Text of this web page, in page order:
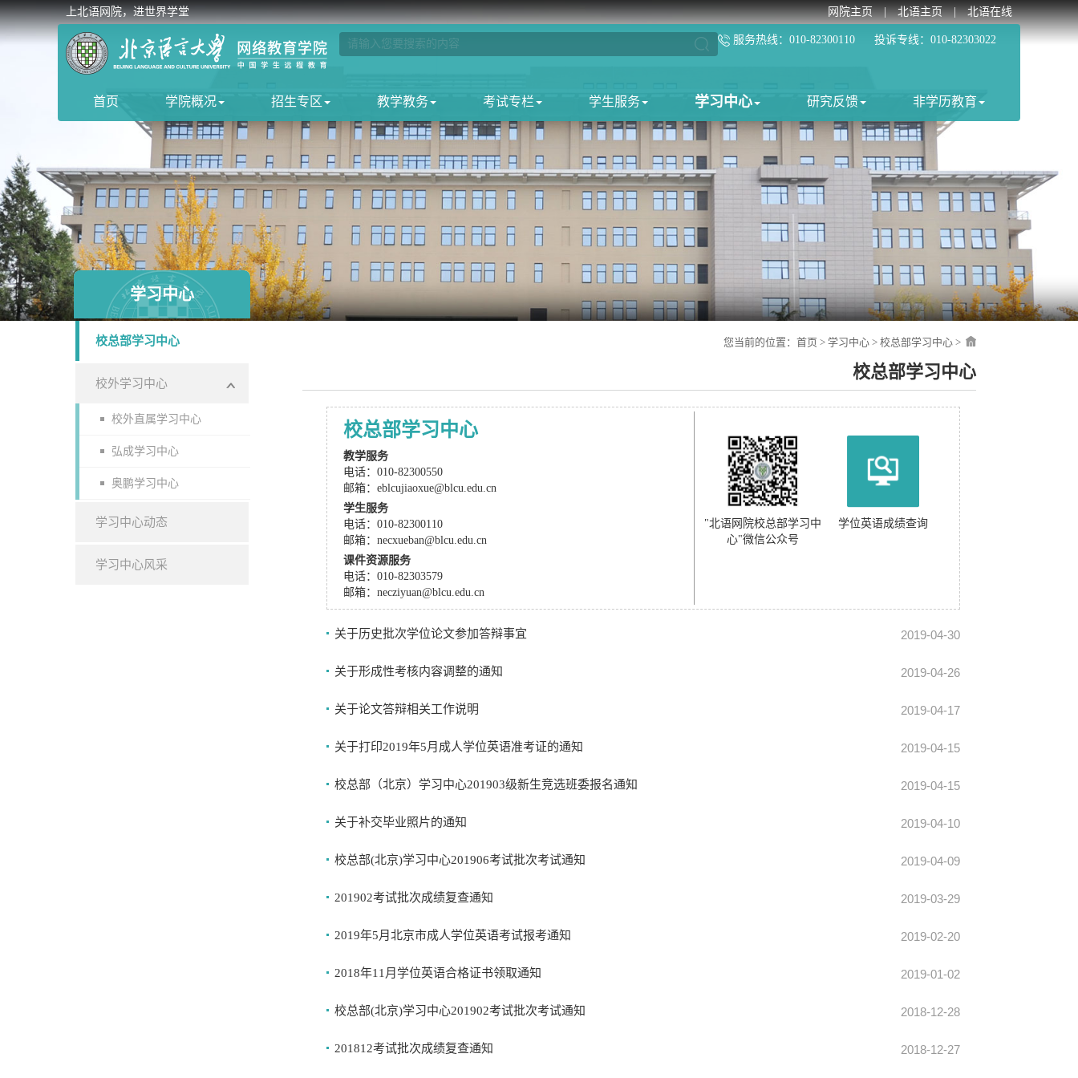
上北语网院，进世界学堂 网院主页|北语主页|北语在线
服务热线：010-82300110 投诉专线：010-82303022
首页 学院概况 招生专区 教学教务 考试专栏 学生服务 学习中心 研究反馈 非学历教育
学习中心
校总部学习中心
校外学习中心
校外直属学习中心
弘成学习中心
奥鹏学习中心
学习中心动态
学习中心风采
您当前的位置： 首页 > 学习中心 > 校总部学习中心 >
校总部学习中心
校总部学习中心
教学服务
电话：010-82300550
邮箱：eblcujiaoxue@blcu.edu.cn
学生服务
电话：010-82300110
邮箱：necxueban@blcu.edu.cn
课件资源服务
电话：010-82303579
邮箱：necziyuan@blcu.edu.cn
"北语网院校总部学习中
心"微信公众号
学位英语成绩查询
关于历史批次学位论文参加答辩事宜 2019-04-30
关于形成性考核内容调整的通知 2019-04-26
关于论文答辩相关工作说明 2019-04-17
关于打印2019年5月成人学位英语准考证的通知 2019-04-15
校总部（北京）学习中心201903级新生竞选班委报名通知 2019-04-15
关于补交毕业照片的通知 2019-04-10
校总部(北京)学习中心201906考试批次考试通知 2019-04-09
201902考试批次成绩复查通知 2019-03-29
2019年5月北京市成人学位英语考试报考通知 2019-02-20
2018年11月学位英语合格证书领取通知 2019-01-02
校总部(北京)学习中心201902考试批次考试通知 2018-12-28
201812考试批次成绩复查通知 2018-12-27